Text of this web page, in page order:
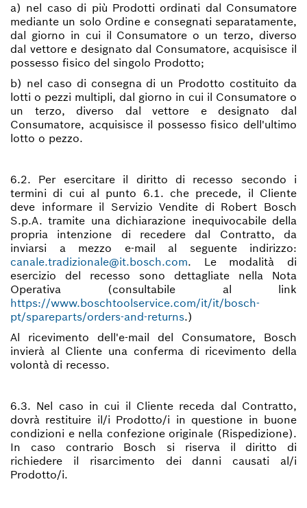
a) nel caso di più Prodotti ordinati dal Consumatore
mediante un solo Ordine e consegnati separatamente,
dal giorno in cui il Consumatore o un terzo, diverso
dal vettore e designato dal Consumatore, acquisisce il
possesso fisico del singolo Prodotto;
b) nel caso di consegna di un Prodotto costituito da
lotti o pezzi multipli, dal giorno in cui il Consumatore o
un terzo, diverso dal vettore e designato dal
Consumatore, acquisisce il possesso fisico dell'ultimo
lotto o pezzo.
6.2. Per esercitare il diritto di recesso secondo i
termini di cui al punto 6.1. che precede, il Cliente
deve informare il Servizio Vendite di Robert Bosch
S.p.A. tramite una dichiarazione inequivocabile della
propria intenzione di recedere dal Contratto, da
inviarsi a mezzo e-mail al seguente indirizzo:
canale.tradizionale@it.bosch.com. Le modalità di
esercizio del recesso sono dettagliate nella Nota
Operativa (consultabile al link
https://www.boschtoolservice.com/it/it/bosch-
pt/spareparts/orders-and-returns.)
Al ricevimento dell'e-mail del Consumatore, Bosch
invierà al Cliente una conferma di ricevimento della
volontà di recesso.
6.3. Nel caso in cui il Cliente receda dal Contratto,
dovrà restituire il/i Prodotto/i in questione in buone
condizioni e nella confezione originale (Rispedizione).
In caso contrario Bosch si riserva il diritto di
richiedere il risarcimento dei danni causati al/i
Prodotto/i.